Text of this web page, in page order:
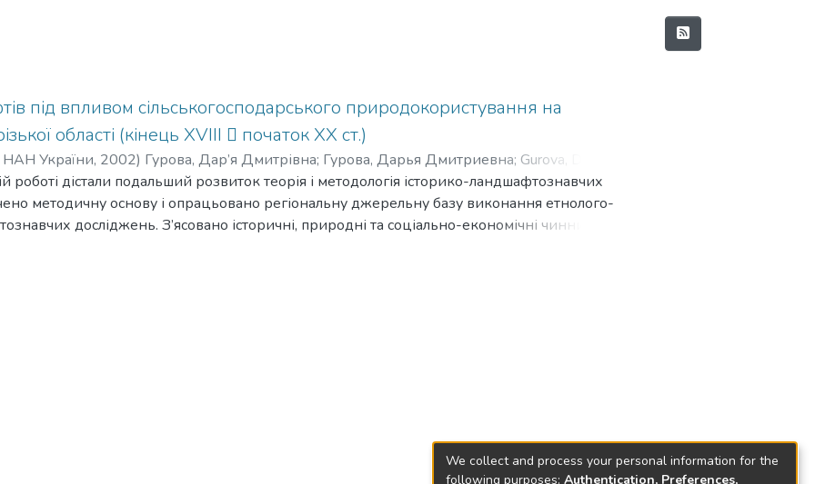
під впливом сільськогосподарського природокористування на
області (кінець XVIII  початок ХХ ст.)
НАН України, 2002) Гурова, Дар’я Дмитрівна; Гурова, Дарья Дмитриевна; Gurova, Darya
роботі дістали подальший розвиток теорія і методологія історико-ландшафтознавчих
методичну основу і опрацьовано регіональну джерельну базу виконання етнолого-
досліджень. З’ясовано історичні, природні та соціально-економічні чинники
впливу на ландшафти Запорожжя. Проведено порівняння систем
methodology of the historical-landscape researches received subsequent development. MethodicWe collect and process your personal information for the
following purposes: Authentication, Preferences,